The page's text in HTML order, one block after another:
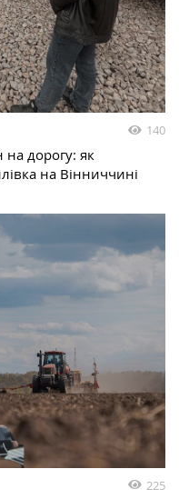
140
на дорогу: як
на Вінниччині
225